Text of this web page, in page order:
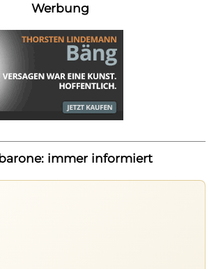
Werbung
immer informiert